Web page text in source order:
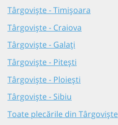
Târgoviște - Timișoara
Târgoviște - Craiova
Târgoviște - Galați
Târgoviște - Pitești
Târgoviște - Ploiești
Târgoviște - Sibiu
Toate plecările din Târgoviște